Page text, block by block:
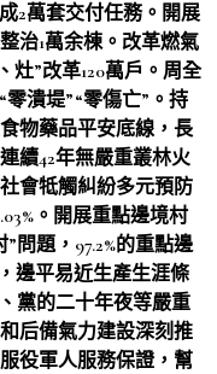
2萬套交付任務。開展
治1萬余棟。改革燃氣
灶”改革120萬戶。周全
潰堤”“零傷亡”。持
物藥品平安底線，長
續42年無嚴重叢林火
會牴觸糾紛多元預防
。開展重點邊境村
問題，97.2%的重點邊
邊平易近生產生涯條
黨的二十年夜等嚴重
后備氣力建設深刻推
役軍人服務保證，幫